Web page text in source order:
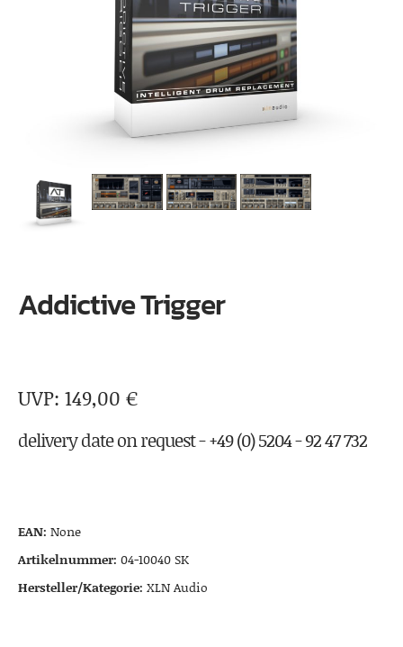
Addictive Trigger
149,00 €
delivery date on request - +49 (0) 5204 - 92 47 732
EAN: None
Artikelnummer: 04-10040 SK
Hersteller/Kategorie: XLN Audio